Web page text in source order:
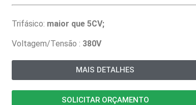
Trifásico: maior que 5CV;
Voltagem/Tensão : 380V
MAIS DETALHES
SOLICITAR ORÇAMENTO